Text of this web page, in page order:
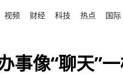
视频 财经 科技 热点 国际
事像“聊天”